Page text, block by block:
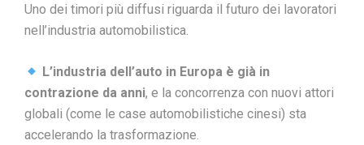
Uno dei timori più diffusi riguarda il futuro dei lavoratori
nell’industria automobilistica.
L’industria dell’auto in Europa è già in
contrazione da anni, e la concorrenza con nuovi attori
globali (come le case automobilistiche cinesi) sta
accelerando la trasformazione.